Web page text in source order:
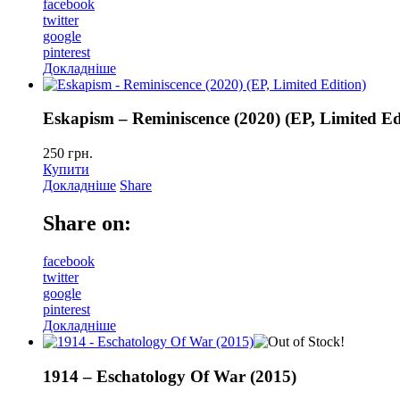
facebook
twitter
google
pinterest
Докладніше
Eskapism – Reminiscence (2020) (EP, Limited
250 грн.
Купити
Докладніше Share
Share on:
facebook
twitter
google
pinterest
Докладніше
1914 – Eschatology Of War (2015)